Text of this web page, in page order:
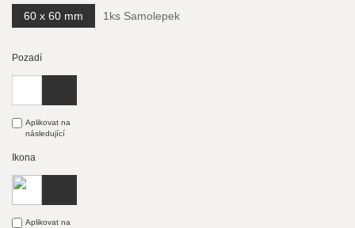
60 x 60 mm 1ks Samolepek
Pozadí
Aplikovat na
následující
Ikona
Aplikovat na